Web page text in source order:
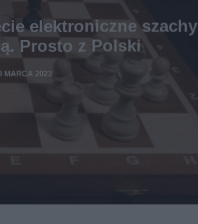
elektroniczne szachy
Prosto z Polski
MARCA 2023